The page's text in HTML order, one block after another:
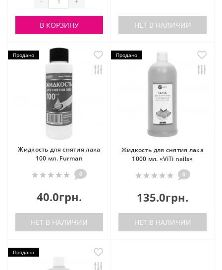
В КОРЗИНУ НЕТ В НАЛИЧИИ
Продано
Жидкость для снятия лака
100 мл. Furman
0
40.0грн.
НЕТ В НАЛИЧИИ
Продано
Жидкость для снятия лака
1000 мл. «ViTi nails»
0
135.0грн.
НЕТ В НАЛИЧИИ
Продано